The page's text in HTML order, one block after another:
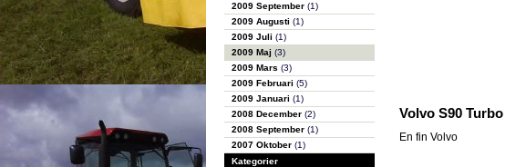
2009 September (1)
2009 Augusti (1)
2009 Juli (1)
2009 Maj (3)
2009 Mars (3)
2009 Februari (5)
2009 Januari (1)
2008 December (2)
2008 September (1)
2007 Oktober (1)
Kategorier
Volvo S90 Turbo
En fin Volvo